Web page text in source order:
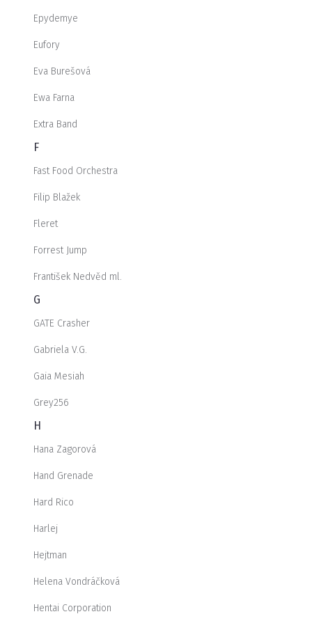
Epydemye
Eufory
Eva Burešová
Ewa Farna
Extra Band
F
Fast Food Orchestra
Filip Blažek
Fleret
Forrest Jump
František Nedvěd ml.
G
GATE Crasher
Gabriela V.G.
Gaia Mesiah
Grey256
H
Hana Zagorová
Hand Grenade
Hard Rico
Harlej
Hejtman
Helena Vondráčková
Hentai Corporation